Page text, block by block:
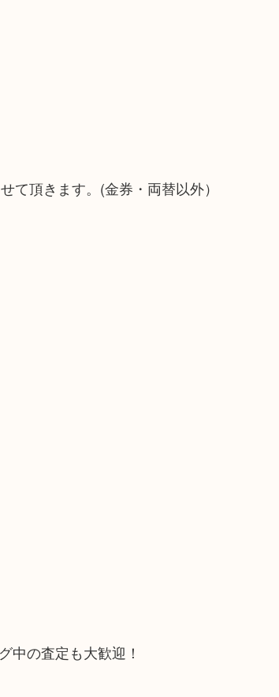
て頂きます。(金券・両替以外）
中の査定も大歓迎！